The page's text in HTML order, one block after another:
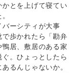
とを上げて寝てい
ーシティが大事
歩かれたら「勘弁
居、敷居のある家
。ひょっとしたら
るんじゃないか。